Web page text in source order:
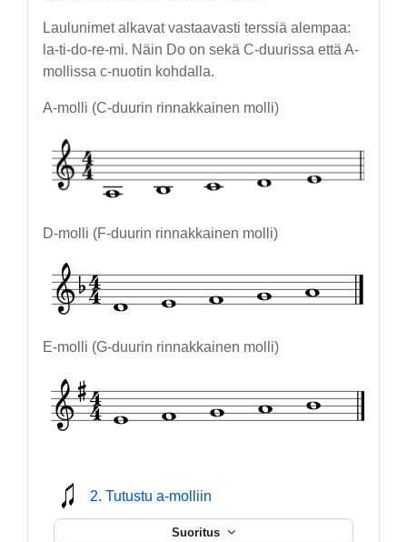
Laulunimet alkavat vastaavasti terssiä alempaa:
la-ti-do-re-mi. Näin Do on sekä C-duurissa että A-
mollissa c-nuotin kohdalla.
A-molli (C-duurin rinnakkainen molli)
D-molli (F-duurin rinnakkainen molli)
E-molli (G-duurin rinnakkainen molli)
2. Tutustu a-molliin
Suoritus